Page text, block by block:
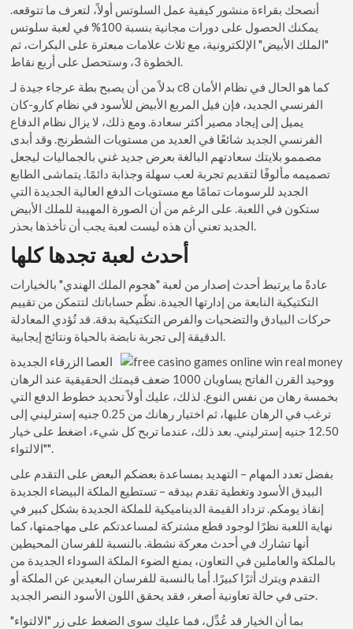
أنصحك بقراءة منشور كيفية عمل السلوتس أولاً، لتعرف ما تتوقعه.
يمكنك الحصول على دورات مجانية بنسبة 100% في لعبة سلوتس
"الملك الأبيض" الإلكترونية، مع ثلاث علامات مبعثرة على البكرات، ثم
الخطوة 3، وستحصل على أربع نقاط.
بدلاً من أن يصبح بطة عرجاء جيدة لـ c8 كما هو الحال في نظام الأمان
الفرنسي الجديد، فإن فيل المربع الأبيض للأسود في نظام كارو-كان
يميل إلى إيجاد مصير أكثر سعادة. ومع ذلك، لا يزال نظام الدفاع
الفرنسي الجديد شائعًا في العديد من مستويات الشطرنج. وقد أبدى
مصممو بلايتك سعادتهم البالغة بعرض جديد غني بالجماليات ليجعل
تصميمه مألوفًا لتقديم تجربة لعب سهلة وجذابة دائمًا. يتماشى الطابع
الجديد للرسومات تمامًا مع مستويات الدفع العالية الجديدة التي
ستكون في اللعبة. على الرغم من أن الصورة المهيبة للملك الأبيض
الجديد تعني أن هذه ليست لعبة يجب أن تأخذها بحذر.
أحدث لعبة تجدها كلها
عادةً ما يرتبط أحدث إصدار من لعبة "هجوم الملك الهندي" بالخيارات
التكتيكية النابعة من إدارتها الجيدة. نظّم حساباتك لتتمكن من تقييم
حركات البيادق والتضحيات والفرص التكتيكية بدقة. قد تُؤدي المعادلة
الدقيقة إلى تجربة نابضة بالحياة ونتائج إيجابية.
العصا الزرقاء الجديدة
ووحيد القرن الفاتح يساويان 1000 ضعف قيمتك الحقيقية عند الرهان
بخمسة رهان من نفس النوع. لذلك، عليك أولاً تحديد خطوط الدفع التي
ترغب في الرهان عليها، ثم اختيار رهانك من 0.25 جنيه إسترليني إلى
12.50 جنيه إسترليني. بعد ذلك، عندما تربح كل شيء، اضغط على خيار
"الالتواء".
بفضل تعدد المهام – التهديد بمساعدة بعضكم البعض على التقدم على
البيدق الأسود وتغطية تقدم بيدقه – تستطيع الملكة البيضاء الجديدة
إنقاذ يومكم. تزداد القيمة الديناميكية للملكة الجديدة بشكل كبير في
نهاية اللعبة نظرًا لوجود قطع مشتركة لمساعدتكم على مهاجمتها، كما
أنها تشارك في أحدث معركة نشطة. بالنسبة للفرسان المحيطين
بالملكة والعاملين في التعاون، يمنع الضوء الملكة السوداء الجديدة من
التقدم ويترك أثرًا كبيرًا. أما بالنسبة للفرسان البعيدين عن الملكة أو
حتى في حالة تعاونية أصغر، فقد يحقق اللون الأسود النصر الجديد.
بما أن الخيار قد عُدِّل، فما عليك سوى الضغط على زر "الالتواء"